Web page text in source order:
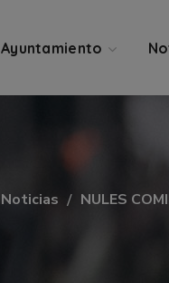
Ayuntamiento
Noticias NULES